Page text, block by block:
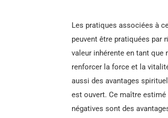
Les pratiques associées à
peuvent être pratiquées par
valeur inhérente en tant que
renforcer la force et la
aussi des avantages
est ouvert. Ce maître
négatives sont des